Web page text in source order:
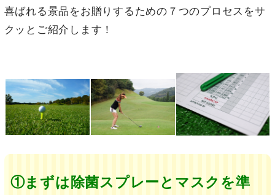
喜ばれる景品をお贈りするための７つのプロセスをサ
クッとご紹介します！
①まずは除菌スプレーとマスクを準